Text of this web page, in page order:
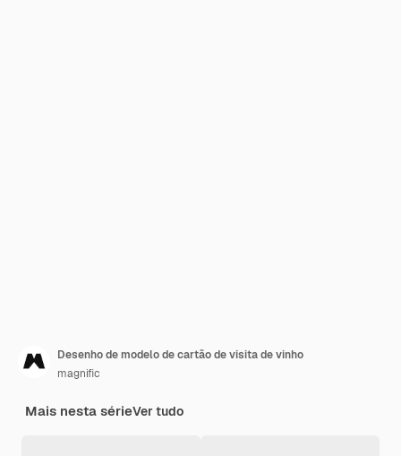
Desenho de modelo de cartão de visita de vinho
magnific
Mais nesta sérieVer tudo